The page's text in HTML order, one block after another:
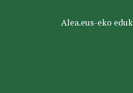
Alea.eus-eko